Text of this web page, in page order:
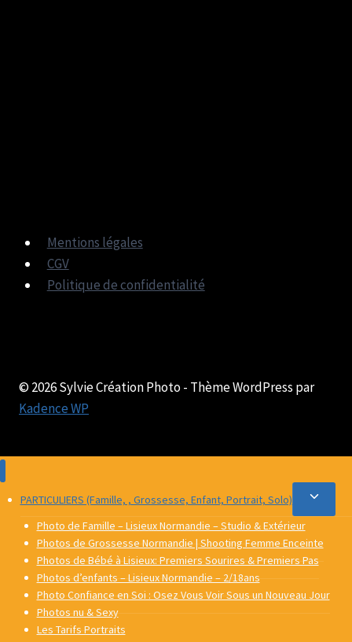
Mentions légales
CGV
Politique de confidentialité
© 2026 Sylvie Création Photo - Thème WordPress par
Kadence WP
PARTICULIERS (Famille, , Grossesse, Enfant, Portrait, Solo)
le
menu
enfant
Photo de Famille – Lisieux Normandie – Studio & Extérieur
Photos de Grossesse Normandie | Shooting Femme Enceinte
Photos de Bébé à Lisieux: Premiers Sourires & Premiers Pas
Photos d’enfants – Lisieux Normandie – 2/18ans
Photo Confiance en Soi : Osez Vous Voir Sous un Nouveau Jour
Photos nu & Sexy
Les Tarifs Portraits